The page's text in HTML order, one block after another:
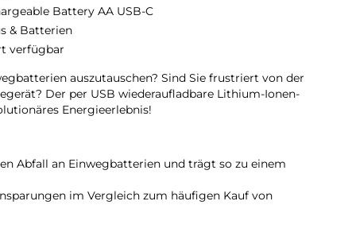
Battery AA USB-C
& Batterien
verfügbar
auszutauschen? Sind Sie frustriert von der
Der per USB wiederaufladbare Lithium-Ionen-
Energieerlebnis!
Abfall an Einwegbatterien und trägt so zu einem
im Vergleich zum häufigen Kauf von
über USB sind keine speziellen Ladegeräte mehr